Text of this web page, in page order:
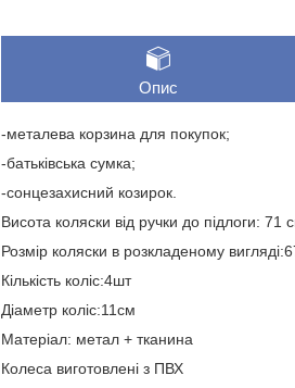
Опис
-металева корзина для покупок;
-батьківська сумка;
-сонцезахисний козирок.
Висота коляски від ручки до підлоги: 71
Розмір коляски в розкладеному
Кількість коліс:4шт
Діаметр коліс:11см
Матеріал: метал + тканина
Колеса виготовлені з ПВХ